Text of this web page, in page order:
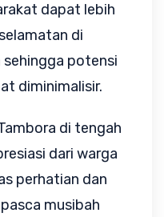
dapat lebih
di
potensi
diminimalisir.
di tengah
dari warga
perhatian dan
musibah